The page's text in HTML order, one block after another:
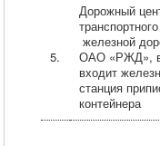
5.
Дорожный
железной
ОАО «РЖД», в
входит
станция
контейнера